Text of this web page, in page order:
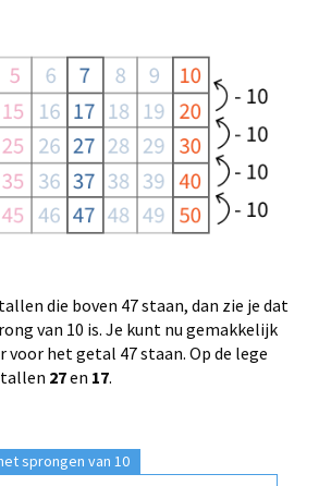
die boven 47 staan, dan zie je dat
van 10 is. Je kunt nu gemakkelijk
voor het getal 47 staan. Op de lege
27en 17.
sprongen van 10